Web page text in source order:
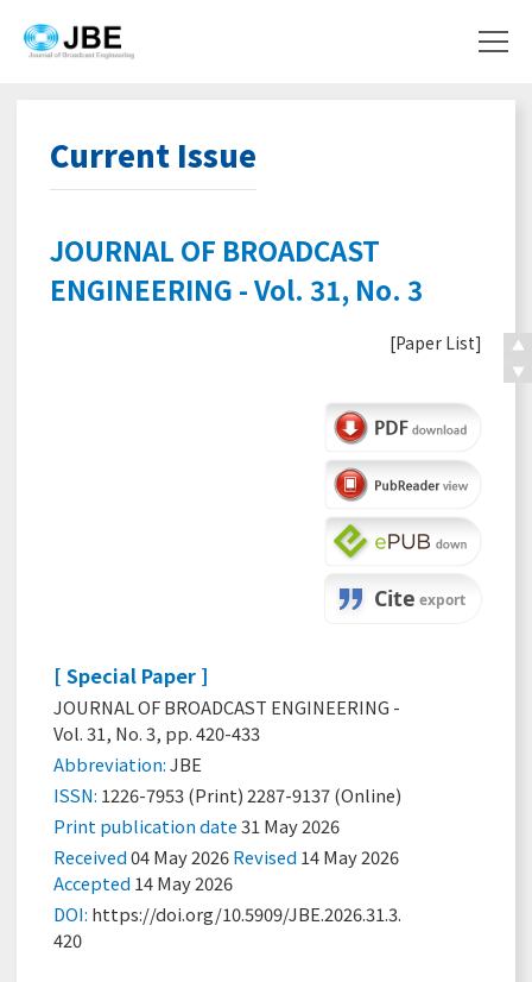
Current Issue
JOURNAL OF BROADCAST
ENGINEERING - Vol. 31, No. 3
[Paper List]
[ Special Paper ]
JOURNAL OF BROADCAST ENGINEERING -
Vol. 31, No. 3, pp. 420-433
Abbreviation:JBE
ISSN: 1226-7953 (Print) 2287-9137 (Online)
Print publication date31 May 2026
Received04 May 2026Revised 14 May 2026
Accepted 14 May 2026
DOI: https://doi.org/10.5909/JBE.2026.31.3.
420